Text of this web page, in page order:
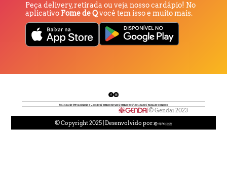
Peça delivery, retirada ou veja nosso cardápio! No
aplicativo Fome de Qvocê tem isso e muito mais.
Política de Privacidade e CookiesTermos de usoTermos de FidelidadeTrabalhe conosco
© Gendai 2023
© Copyright 2025 | Desenvolvido por: